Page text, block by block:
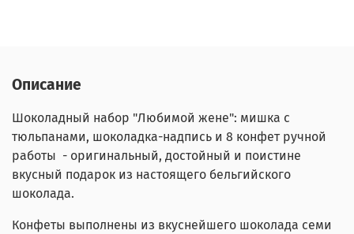
Описание
Шоколадный набор "Любимой жене": мишка с
тюльпанами, шоколадка-надпись и 8 конфет ручной
работы - оригинальный, достойный и поистине
вкусный подарок из настоящего бельгийского
шоколада.
Конфеты выполнены из вкуснейшего шоколада семи